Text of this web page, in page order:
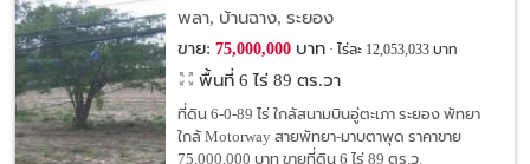
มาบตาพุด
พลา, บ้านฉาง, ระยอง
ขาย: 75,000,000บาท ไร่ละ 12,053,033 บาท
พื้นที่ 6 ไร่ 89 ตร.วา
ที่ดิน 6-0-89 ไร่ ใกล้สนามบินอู่ตะเภา ระยอง พัทยา
ใกล้ Motorway สายพัทยา-มาบตาพุด ราคาขาย
75,000,000 บาท ขายที่ดิน 6 ไร่ 89 ตร.ว.